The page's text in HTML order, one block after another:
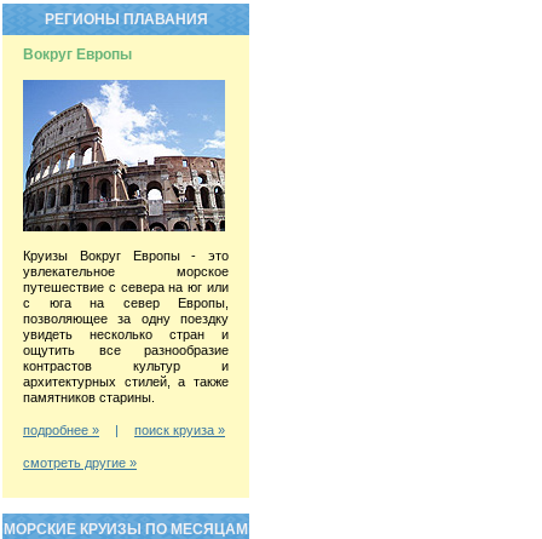
РЕГИОНЫ ПЛАВАНИЯ
Вокруг Европы
Круизы Вокруг Европы - это
увлекательное морское
путешествие с севера на юг или
с юга на север Европы,
позволяющее за одну поездку
увидеть несколько стран и
ощутить все разнообразие
контрастов культур и
архитектурных стилей, а также
памятников старины.
подробнее » | поиск круиза »
смотреть другие »
МОРСКИЕ КРУИЗЫ ПО МЕСЯЦАМ